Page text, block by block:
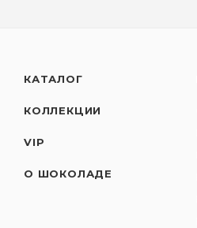
КАТАЛОГ
КОЛЛЕКЦИИ
VIP
О ШОКОЛАДЕ